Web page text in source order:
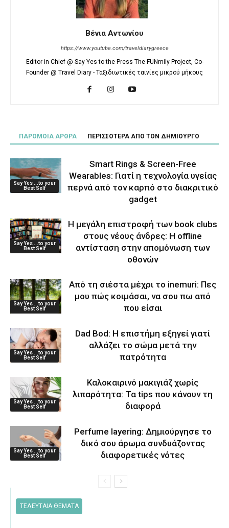
Βένια Αντωνίου
https://www.youtube.com/traveldiarygreece
Editor in Chief @ Say Yes to the Press The FUNmily Project, Co-
Founder @ Travel Diary - Ταξιδιωτικές ταινίες μικρού μήκους
ΠΑΡΟΜΟΙΑ ΑΡΘΡΑ ΠΕΡΙΣΣΟΤΕΡΑ ΑΠΟ ΤΟΝ ΔΗΜΙΟΥΡΓΟ
Say Yes ...to your
Best Self
Smart Rings & Screen-Free
Wearables: Γιατί η τεχνολογία υγείας
περνά από τον καρπό στο διακριτικό
gadget
Say Yes ...to your
Best Self
Η μεγάλη επιστροφή των book clubs
στους νέους άνδρες: Η offline
αντίσταση στην απομόνωση των
οθονών
Say Yes ...to your
Best Self
Από τη σιέστα μέχρι το inemuri: Πες
μου πώς κοιμάσαι, να σου πω από
που είσαι
Say Yes ...to your
Best Self
Dad Bod: Η επιστήμη εξηγεί γιατί
αλλάζει το σώμα μετά την
πατρότητα
Say Yes ...to your
Best Self
Καλοκαιρινό μακιγιάζ χωρίς
λιπαρότητα: Τα tips που κάνουν τη
διαφορά
Say Yes ...to your
Best Self
Perfume layering: Δημιούργησε το
δικό σου άρωμα συνδυάζοντας
διαφορετικές νότες
ΤΕΛΕΥΤΑΙΑ ΘΕΜΑΤΑ